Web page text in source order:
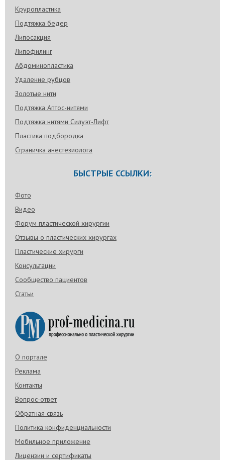
Круропластика
Подтяжка бедер
Липосакция
Липофилинг
Абдоминопластика
Удаление рубцов
Золотые нити
Подтяжка Аптос-нитями
Подтяжка нитями Силуэт-Лифт
Пластика подбородка
Страничка анестезиолога
БЫСТРЫЕ ССЫЛКИ:
Фото
Видео
Форум пластической хирургии
Отзывы о пластических хирургах
Пластические хирурги
Консультации
Сообщество пациентов
Статьи
О портале
Реклама
Контакты
Вопрос-ответ
Обратная связь
Политика конфиденциальности
Мобильное приложение
Лицензии и сертификаты